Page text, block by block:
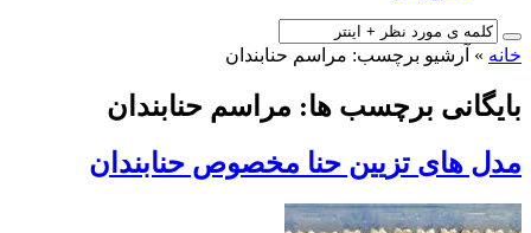
خانه » آرشیو برچسب: مراسم حنابندان
بایگانی برچسب ها: مراسم حنابندان
مدل های تزیین حنا مخصوص حنابندان